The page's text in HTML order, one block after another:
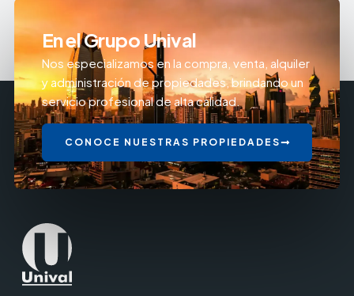
En el Grupo Unival
Nos especializamos en la compra, venta, alquiler
y administración de propiedades, brindando un
servicio profesional de alta calidad.
CONOCE NUESTRAS PROPIEDADES